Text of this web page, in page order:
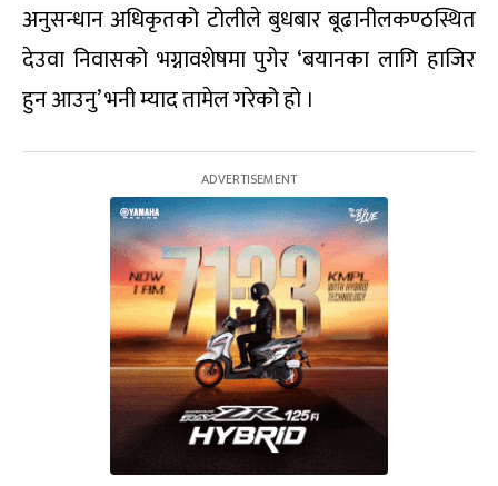
अनुसन्धान अधिकृतको टोलीले बुधबार बूढानीलकण्ठस्थित
देउवा निवासको भग्नावशेषमा पुगेर ‘बयानका लागि हाजिर
हुन आउनु’ भनी म्याद तामेल गरेको हो ।